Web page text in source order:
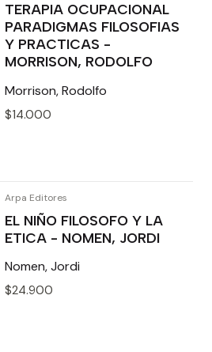
TERAPIA OCUPACIONAL
PARADIGMAS FILOSOFIAS
Y PRACTICAS -
MORRISON, RODOLFO
Morrison, Rodolfo
$14.000
Arpa Editores
EL NIÑO FILOSOFO Y LA
ETICA - NOMEN, JORDI
Nomen, Jordi
$24.900